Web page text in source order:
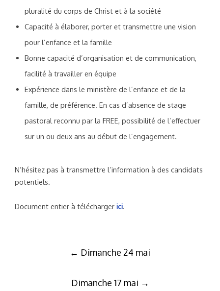
pluralité du corps de Christ et à la société
Capacité à élaborer, porter et transmettre une vision
pour l’enfance et la famille
Bonne capacité d’organisation et de communication,
facilité à travailler en équipe
Expérience dans le ministère de l’enfance et de la
famille, de préférence. En cas d’absence de stage
pastoral reconnu par la FREE, possibilité de l’effectuer
sur un ou deux ans au début de l’engagement.
N’hésitez pas à transmettre l’information à des candidats
potentiels.
Document entier à télécharger ici.
← Dimanche 24 mai
Dimanche 17 mai →